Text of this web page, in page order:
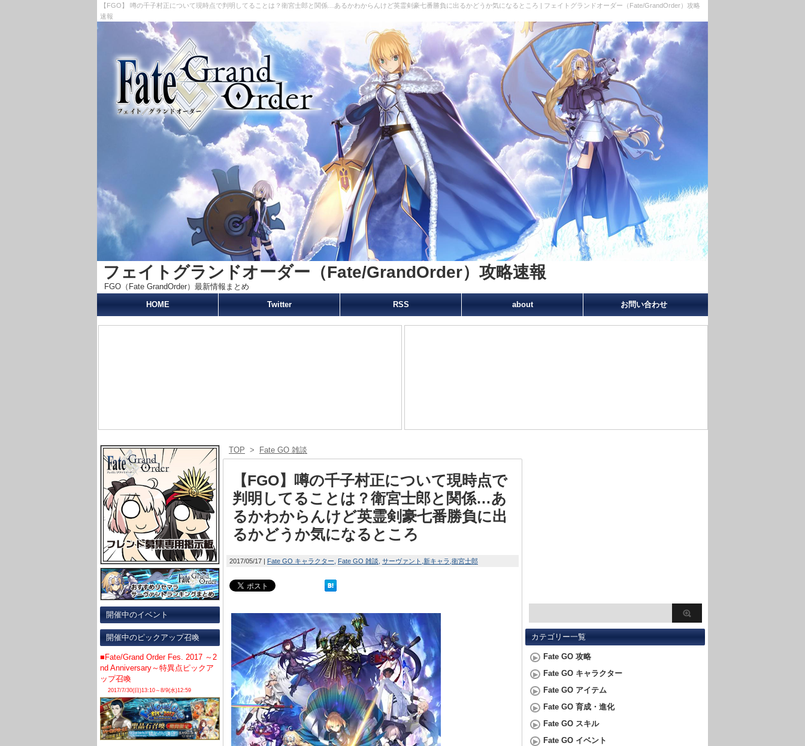
【FGO】 噂の千子村正について現時点で判明してることは？衛宮士郎と関係…あるかわからんけど英霊剣豪七番勝負に出るかどうか気になるところ | フェイトグランドオーダー（Fate/GrandOrder）攻略
速報
フェイトグランドオーダー（Fate/GrandOrder）攻略速報
FGO（Fate GrandOrder）最新情報まとめ
HOME
Twitter RSS about お問い合わせ
開催中のイベント
開催中のピックアップ召喚
■Fate/Grand Order Fes. 2017 ～2
nd Anniversary～特異点ピックア
ップ召喚
2017/7/30(日)13:10～8/9(水)12:59
TOP > Fate GO 雑談
【FGO】噂の千子村正について現時点で
判明してることは？衛宮士郎と関係…あ
るかわからんけど英霊剣豪七番勝負に出
るかどうか気になるところ
2017/05/17 Fate GO キャラクター Fate GO 雑談 サーヴァント 新キャラ 衛宮士郎
カテゴリー一覧
Fate GO 攻略
Fate GO キャラクター
Fate GO アイテム
Fate GO 育成・進化
Fate GO スキル
Fate GO イベント